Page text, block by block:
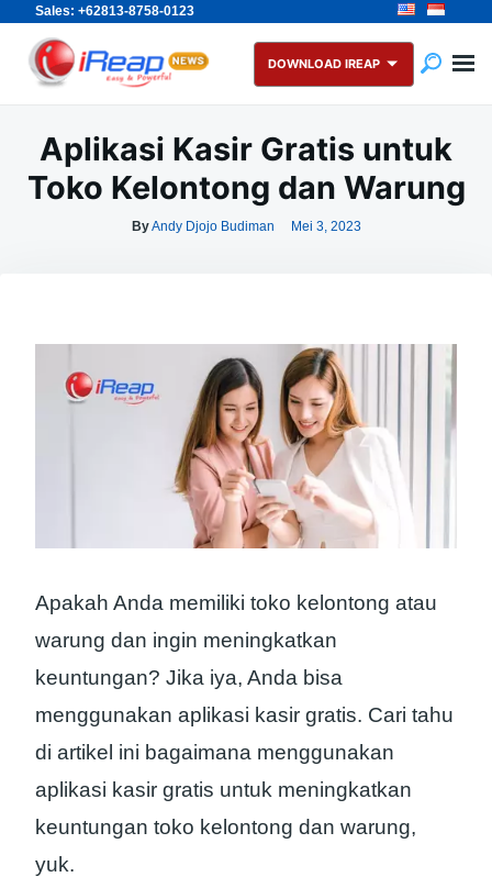
Sales: +62813-8758-0123
Skip
content
Search
for:
DOWNLOAD IREAP
Aplikasi Kasir Gratis untuk
Toko Kelontong dan Warung
ByAndy Djojo Budiman Mei 3, 2023
Apakah Anda memiliki toko kelontong atau
warung dan ingin meningkatkan
keuntungan? Jika iya, Anda bisa
menggunakan aplikasi kasir gratis. Cari tahu
di artikel ini bagaimana menggunakan
aplikasi kasir gratis untuk meningkatkan
keuntungan toko kelontong dan warung,
yuk.